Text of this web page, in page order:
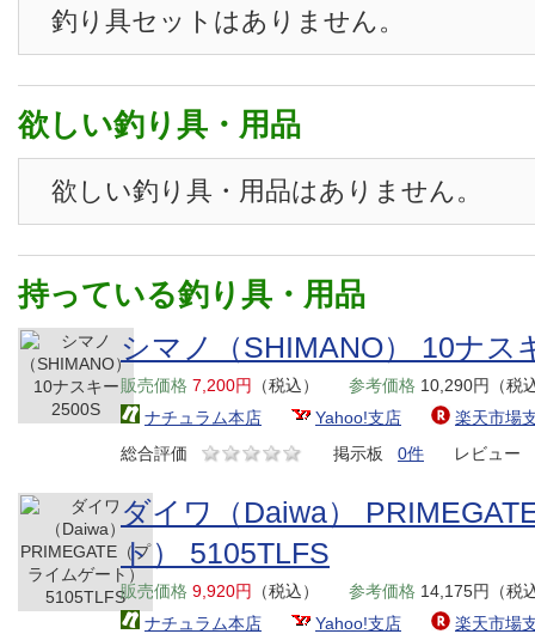
釣り具セットはありません。
欲しい釣り具・用品
欲しい釣り具・用品はありません。
持っている釣り具・用品
シマノ（SHIMANO） 10ナス
販売価格 7,200円 （税込） 参考価格 10,290円（税
ナチュラム本店
Yahoo!支店
楽天市場
総合評価
掲示板 0件 レビュー
ダイワ（Daiwa）
ト） 5105TLFS
販売価格 9,920円 （税込） 参考価格 14,175円（税
ナチュラム本店
Yahoo!支店
楽天市場